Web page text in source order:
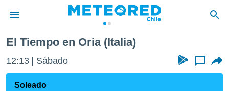
de
por
El Tiempo en Oria (Italia)
12:13 Sábado ...
Soleado